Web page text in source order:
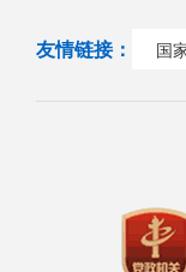
友情链接： 国